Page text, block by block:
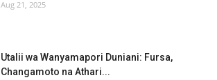
Aug 21, 2025
Utalii wa Wanyamapori Duniani: Fursa,
Changamoto na Athari...